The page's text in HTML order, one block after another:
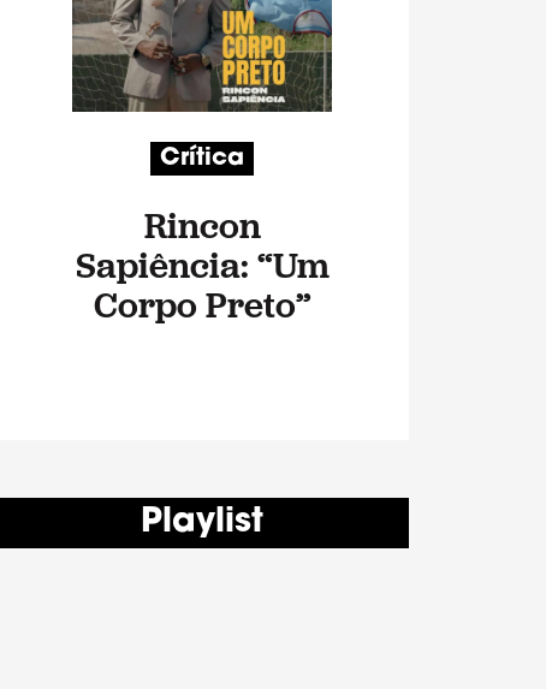
Crítica
Rincon
Sapiência: “Um
Corpo Preto”
Playlist